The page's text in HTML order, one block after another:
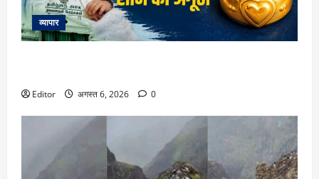
व्यापार
Editor अगस्त 6, 2026 0